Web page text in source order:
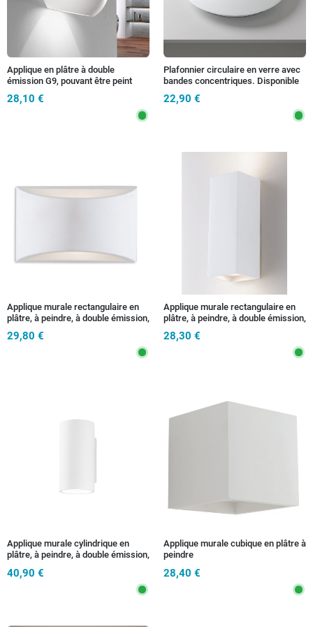
Applique en plâtre à double
émission G9, pouvant être peint
28,10 €
Plafonnier circulaire en verre avec
bandes concentriques. Disponible
22,90 €
Applique murale rectangulaire en
plâtre, à peindre, à double émission,
couloirs et les salons, G9
29,80 €
Applique murale rectangulaire en
plâtre, à peindre, à double émission,
chambres, 2 x GU10
28,30 €
Applique murale cylindrique en
plâtre, à peindre, à double émission,
couloirs, 2 x GU10
40,90 €
Applique murale cubique en plâtre à
peindre
28,40 €